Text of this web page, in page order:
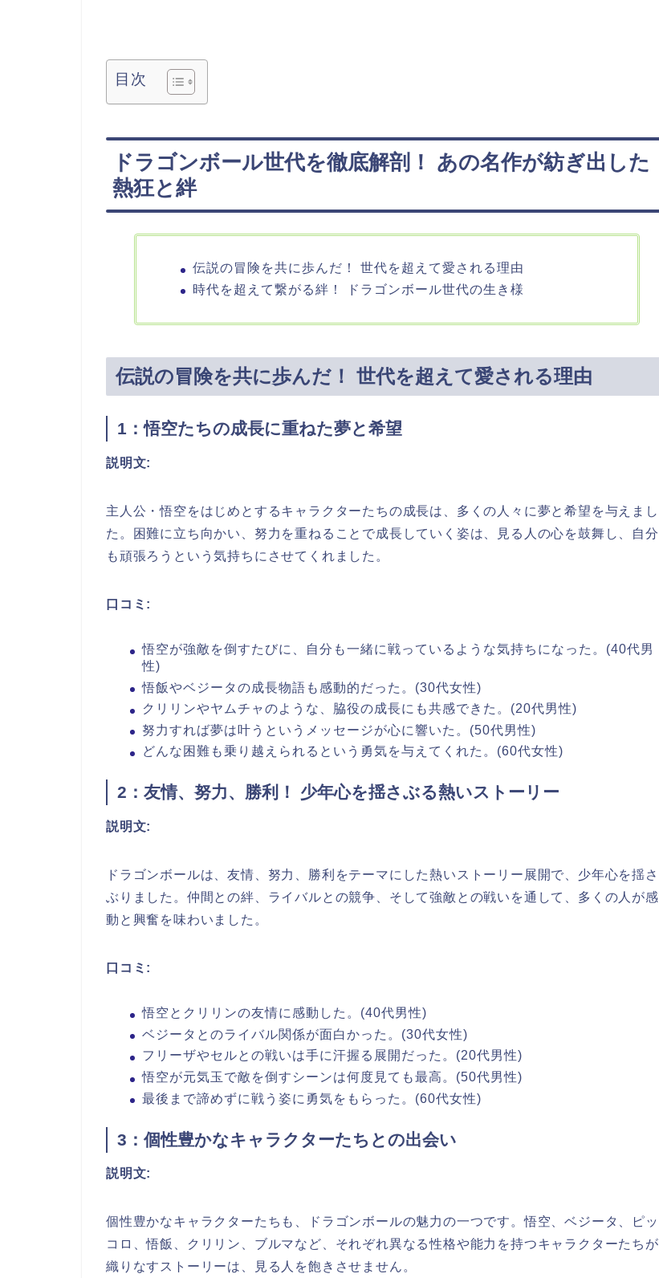
目次
ドラゴンボール世代を徹底解剖！ あの名作が紡ぎ出した
熱狂と絆
伝説の冒険を共に歩んだ！ 世代を超えて愛される理由
時代を超えて繋がる絆！ ドラゴンボール世代の生き様
伝説の冒険を共に歩んだ！ 世代を超えて愛される理由
1：悟空たちの成長に重ねた夢と希望
説明文:
主人公・悟空をはじめとするキャラクターたちの成長は、多くの人々に夢と希望を与えまし
た。困難に立ち向かい、努力を重ねることで成長していく姿は、見る人の心を鼓舞し、自分
も頑張ろうという気持ちにさせてくれました。
口コミ:
悟空が強敵を倒すたびに、自分も一緒に戦っているような気持ちになった。(40代男
性)
悟飯やベジータの成長物語も感動的だった。(30代女性)
クリリンやヤムチャのような、脇役の成長にも共感できた。(20代男性)
努力すれば夢は叶うというメッセージが心に響いた。(50代男性)
どんな困難も乗り越えられるという勇気を与えてくれた。(60代女性)
2：友情、努力、勝利！ 少年心を揺さぶる熱いストーリー
説明文:
ドラゴンボールは、友情、努力、勝利をテーマにした熱いストーリー展開で、少年心を揺さ
ぶりました。仲間との絆、ライバルとの競争、そして強敵との戦いを通して、多くの人が感
動と興奮を味わいました。
口コミ:
悟空とクリリンの友情に感動した。(40代男性)
ベジータとのライバル関係が面白かった。(30代女性)
フリーザやセルとの戦いは手に汗握る展開だった。(20代男性)
悟空が元気玉で敵を倒すシーンは何度見ても最高。(50代男性)
最後まで諦めずに戦う姿に勇気をもらった。(60代女性)
3：個性豊かなキャラクターたちとの出会い
説明文:
個性豊かなキャラクターたちも、ドラゴンボールの魅力の一つです。悟空、ベジータ、ピッ
コロ、悟飯、クリリン、ブルマなど、それぞれ異なる性格や能力を持つキャラクターたちが
織りなすストーリーは、見る人を飽きさせません。